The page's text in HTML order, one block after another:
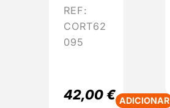
a
r
i
d
e
REF:
CORT62
095
42,00€ ADICIONAR